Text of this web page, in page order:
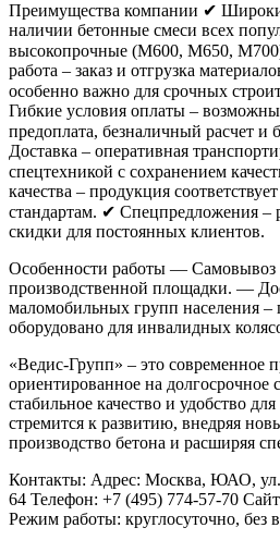
Преимущества компании ✔
наличии бетонные смеси всех
высокопрочные (М600, М650,
работа – заказ и отгрузка
особенно важно для срочных
Гибкие условия оплаты – возможны
предоплата, безналичный расчет и
Доставка – оперативная
спецтехникой с сохранением
качества – продукция
стандартам. ✔ Спецпредложения –
скидки для постоянных клиентов.
Особенности работы — Самовывоз
производственной площадки. —
маломобильных групп населения
оборудовано для инвалидных
«Ведис-Групп» – это современное
ориентированное на долгосрочное
стабильное качество и удобство
стремится к развитию, внедряя
производство бетона и расширяя
Контакты: Адрес: Москва, ЮАО, ул.
64 Телефон: +7 (495) 774-57-70
Режим работы: круглосуточно, без